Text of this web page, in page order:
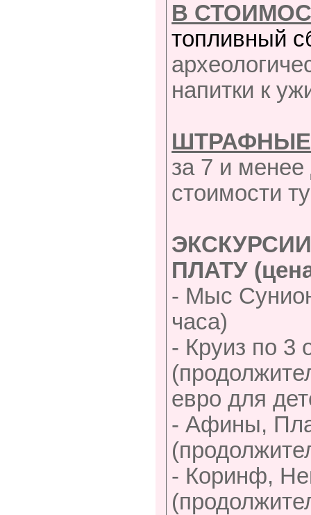
В
топливный
напитки к
за 7 и менее
стоимости
ПЛАТУ
- Мыс
часа)
- Круиз по 3
евро для
- Афины,
- Коринф,